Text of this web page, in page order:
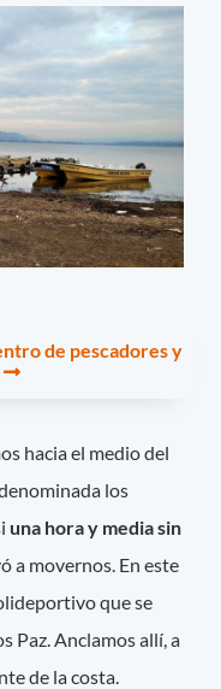
de pescadores y
hacia el medio del
los
una hora y media sin
a movernos. En este
que se
Paz. Anclamos allí, a
de la costa.